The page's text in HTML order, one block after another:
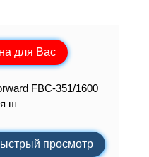
для Вас
FBC-351/1600
ш
просмотр